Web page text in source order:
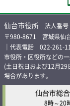
仙台市役所 法人番
〒980-8671 宮城県仙
｜代表電話 022-261-
市役所・区役所などの
(土日祝日および12月
場合があります。
仙台市総
8時～20